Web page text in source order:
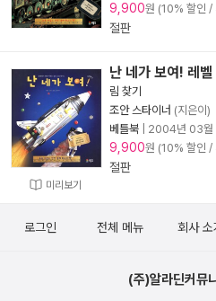
9,900원 (10% 할인
절판
미리보기
난 네가 보여! 레벨
림 찾기
조안 스타이너 (지은이)
베틀북
2004년 03월
9,900원 (10% 할인
절판
로그인 전체 메뉴 회사 소
(주)알라딘커뮤